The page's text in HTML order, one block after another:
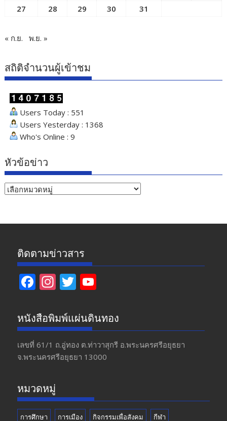
27
28 29 30 31
« ก.ย. พ.ย. »
สถิติจำนวนผู้เข้าชม
Users Today : 551
Users Yesterday : 1368
Who's Online : 9
หัวข้อข่าว
หัวข้อ
ติดตามข่าวสาร
F
e
b
o
o
In
a
gr
a
m
T
itt
er
u
T
u
b
หนังสือพิมพ์แผ่นดินทอง
เลขที่ 61/1 ถ.อู่ทอง​ ต.​ท่าวาสุกรี​ อ.พระนครศรีอยุธยา​
จ.พระนครศรีอยุธยา 13000
หมวดหมู่
การศึกษา การเมือง กิจกรรมเพื่อสังคม กีฬา